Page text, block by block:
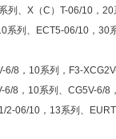
列、X（C）T-06/10，
系列、ECT5-06/10，30
8，10系列，F3-
6/8，10系列、CG5V-6/
2-06/10，13系列、